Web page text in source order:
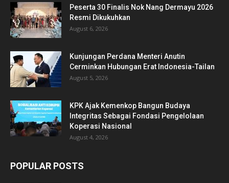
Peserta 30 Finalis Nok Nang Dermayu 2026
Resmi Dikukuhkan
August 6, 2026
Kunjungan Perdana Menteri Anutin
Cerminkan Hubungan Erat Indonesia-Tailan
August 5, 2026
KPK Ajak Kemenkop Bangun Budaya
Integritas Sebagai Fondasi Pengelolaan
Koperasi Nasional
August 4, 2026
POPULAR POSTS